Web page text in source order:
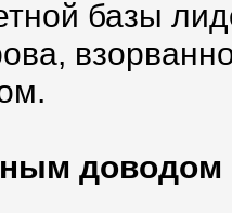
базы
доводом